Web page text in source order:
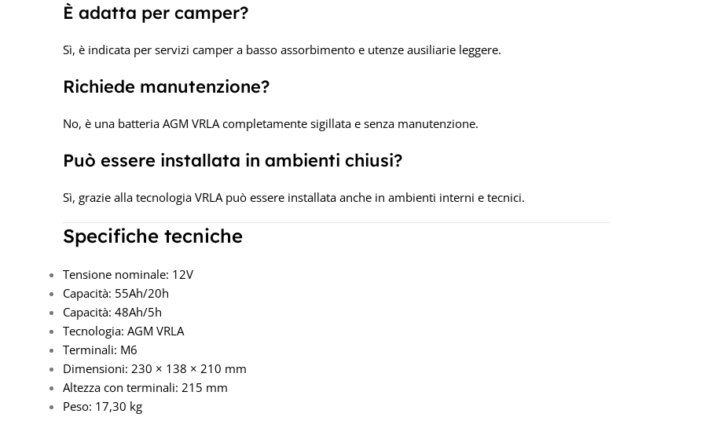
È adatta per camper?
Sì, è indicata per servizi camper a basso assorbimento e utenze ausiliarie leggere.
Richiede manutenzione?
No, è una batteria AGM VRLA completamente sigillata e senza manutenzione.
Può essere installata in ambienti chiusi?
Sì, grazie alla tecnologia VRLA può essere installata anche in ambienti interni e tecnici.
Specifiche tecniche
Tensione nominale: 12V
Capacità: 55Ah/20h
Capacità: 48Ah/5h
Tecnologia: AGM VRLA
Terminali: M6
Dimensioni: 230 × 138 × 210 mm
Altezza con terminali: 215 mm
Peso: 17,30 kg